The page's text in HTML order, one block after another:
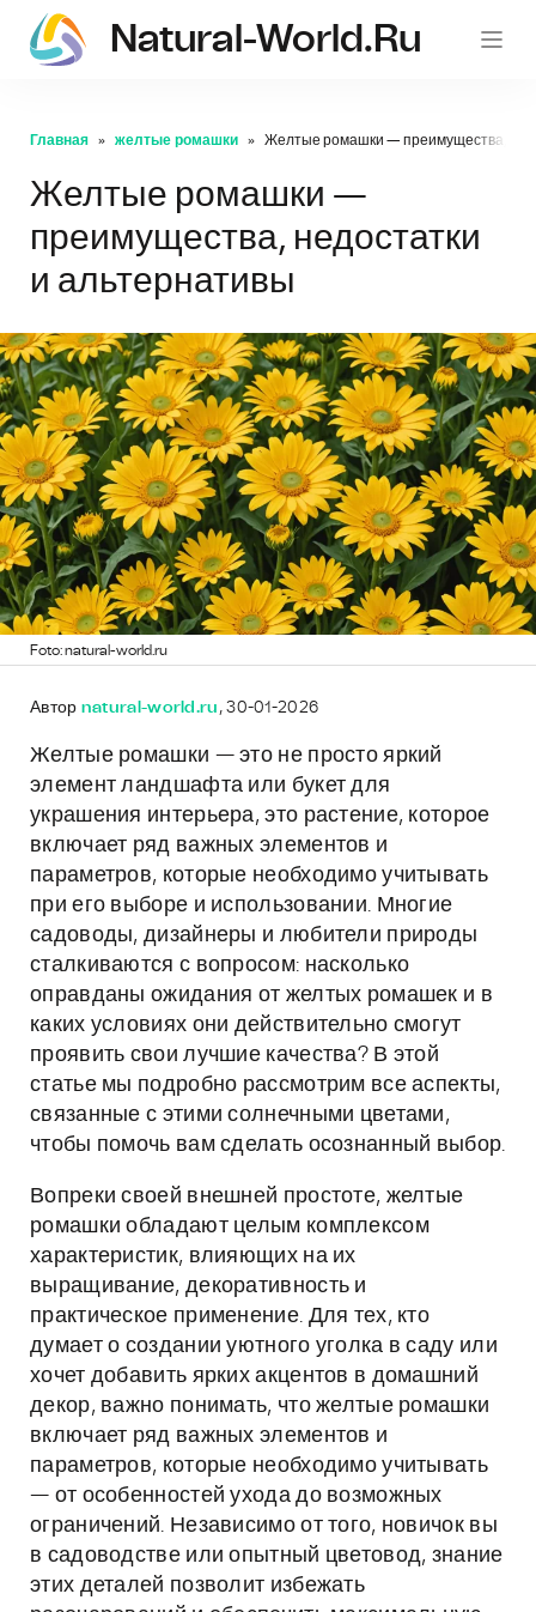
Natural-World.ru
Главная желтые ромашки Желтые ромашки — преимущества,
Желтые ромашки —
преимущества, недостатки
и альтернативы
Foto: natural-world.ru
Автор natural-world.ru , 30-01-2026
Желтые ромашки — это не просто яркий
элемент ландшафта или букет для
украшения интерьера, это растение, которое
включает ряд важных элементов и
параметров, которые необходимо учитывать
при его выборе и использовании. Многие
садоводы, дизайнеры и любители природы
сталкиваются с вопросом: насколько
оправданы ожидания от желтых ромашек и в
каких условиях они действительно смогут
проявить свои лучшие качества? В этой
статье мы подробно рассмотрим все аспекты,
связанные с этими солнечными цветами,
чтобы помочь вам сделать осознанный выбор.
Вопреки своей внешней простоте, желтые
ромашки обладают целым комплексом
характеристик, влияющих на их
выращивание, декоративность и
практическое применение. Для тех, кто
думает о создании уютного уголка в саду или
хочет добавить ярких акцентов в домашний
декор, важно понимать, что желтые ромашки
включает ряд важных элементов и
параметров, которые необходимо учитывать
— от особенностей ухода до возможных
ограничений. Независимо от того, новичок вы
в садоводстве или опытный цветовод, знание
этих деталей позволит избежать